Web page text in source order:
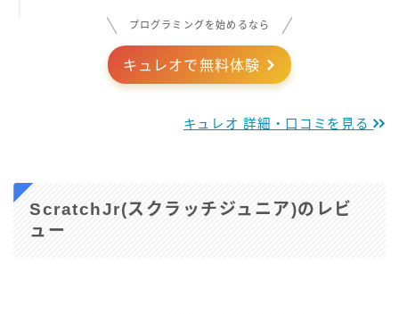
プログラミングを始めるなら
キュレオで無料体験
キュレオ 詳細・口コミを見る
ScratchJr(スクラッチジュニア)のレビ
ュー